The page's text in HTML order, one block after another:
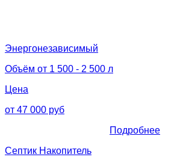
Энергонезависимый
Объём от 1 500 - 2 500 л
Цена
от 47 000 руб
Подробнее
Септик Накопитель